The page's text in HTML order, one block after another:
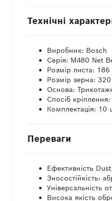
Технічні
Виробник: Bosch
Серія: M480 Net
Розмір листа:
Розмір зерна: 320
Основа:
Спосіб
Комплектація: 10
Переваги
Ефективність
Зносостійкість:
Універсальність
Висока якість